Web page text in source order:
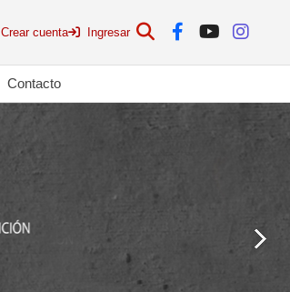
Crear cuenta Ingresar
Contacto